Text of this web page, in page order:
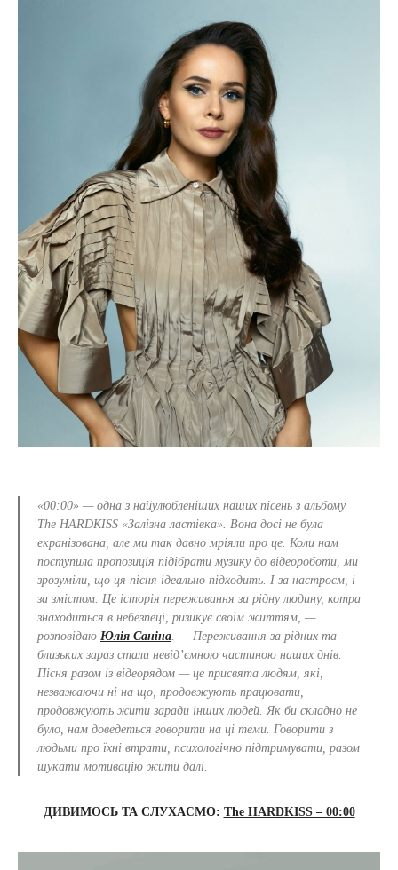
«00:00» — одна з найулюбленіших наших пісень з альбому
The HARDKISS «Залізна ластівка». Вона досі не була
екранізована, але ми так давно мріяли про це. Коли нам
поступила пропозиція підібрати музику до відеороботи, ми
зрозуміли, що ця пісня ідеально підходить. І за настроєм, і
за змістом. Це історія переживання за рідну людину, котра
знаходиться в небезпеці, ризикує своїм життям, —
розповідаю Юлія Саніна . — Переживання за рідних та
близьких зараз стали невід’ємною частиною наших днів.
Пісня разом із відеорядом — це присвята людям, які,
незважаючи ні на що, продовжують працювати,
продовжують жити заради інших людей. Як би складно не
було, нам доведеться говорити на ці теми. Говорити з
людьми про їхні втрати, психологічно підтримувати, разом
шукати мотивацію жити далі.
ДИВИМОСЬ ТА СЛУХАЄМО: The HARDKISS – 00:00